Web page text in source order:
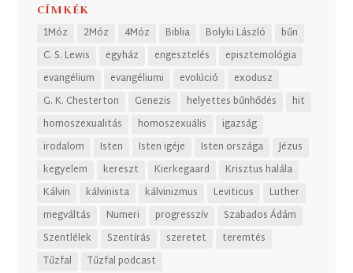
CÍMKÉK
1Móz 2Móz 4Móz Biblia Bolyki László
bűn
C. S. Lewis
egyház engesztelés
episztemológia
evangélium
evangéliumi evolúció
exodusz
G. K. Chesterton
Genezis helyettes bűnhődés
hit
homoszexualitás
homoszexuális
igazság
irodalom
Isten Isten igéje Isten országa
Jézus
kegyelem
kereszt Kierkegaard
Krisztus halála
Kálvin
kálvinista kálvinizmus Leviticus
Luther
megváltás
Numeri progresszív
Szabados Ádám
Szentlélek
Szentírás szeretet
teremtés
Tűzfal
Tűzfal podcast